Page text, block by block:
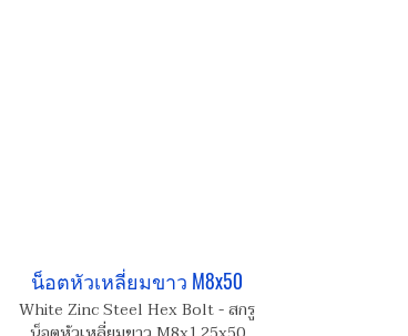
น็อตหัวเหลี่ยมขาว M8x50
White Zinc Steel Hex Bolt - สกรู